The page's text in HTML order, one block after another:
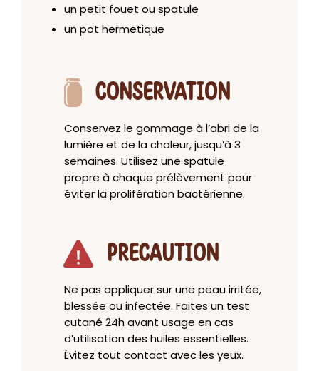
un petit fouet ou spatule
un pot hermetique
CONSERVATION
Conservez le gommage à l’abri de la
lumière et de la chaleur, jusqu’à 3
semaines. Utilisez une spatule
propre à chaque prélèvement pour
éviter la prolifération bactérienne.
PRECAUTION
Ne pas appliquer sur une peau irritée,
blessée ou infectée. Faites un test
cutané 24h avant usage en cas
d’utilisation des huiles essentielles.
Évitez tout contact avec les yeux.